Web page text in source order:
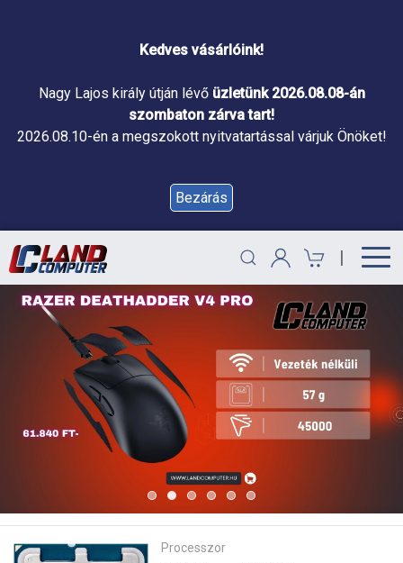
Kedves vásárlóink!
Nagy Lajos király útján lévő üzletünk 2026.08.08-án
szombaton zárva tart!
2026.08.10-én a megszokott nyitvatartással várjuk Önöket!
Bezárás
|
Processzor